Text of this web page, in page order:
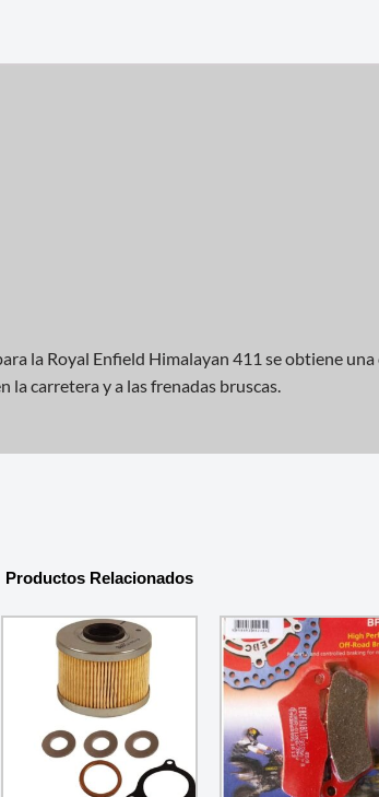
la Royal Enfield Himalayan 411 se obtiene
la carretera y a las frenadas bruscas.
Productos Relacionados